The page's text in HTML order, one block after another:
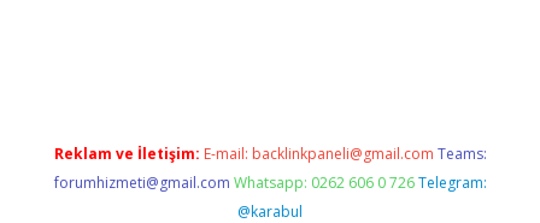
Reklam ve İletişim: E-mail: backlinkpaneli@gmail.com Teams:
forumhizmeti@gmail.com Whatsapp: 0262 606 0 726 Telegram:
@karabul